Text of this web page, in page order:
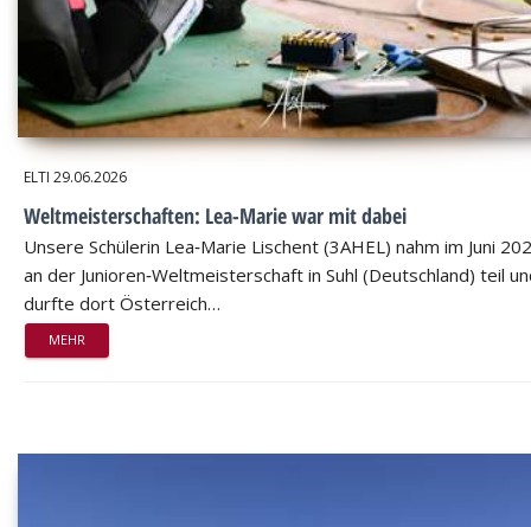
ELTI 29.06.2026
Weltmeisterschaften: Lea-Marie war mit dabei
Unsere Schülerin Lea‑Marie Lischent (3AHEL) nahm im Juni
an der Junioren‑Weltmeisterschaft in Suhl (Deutschland) teil
durfte dort Österreich…
MEHR